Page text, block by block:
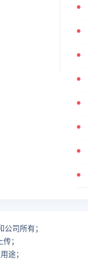
司所有；
；
途；